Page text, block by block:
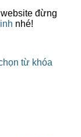
đừng
nhé!
từ khóa